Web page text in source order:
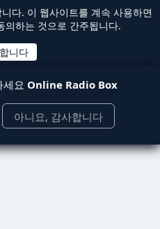
다. 이 웹사이트를 계속 사용하면
의하는 것으로 간주됩니다.
세요 Online Radio Box
아니요, 감사합니다